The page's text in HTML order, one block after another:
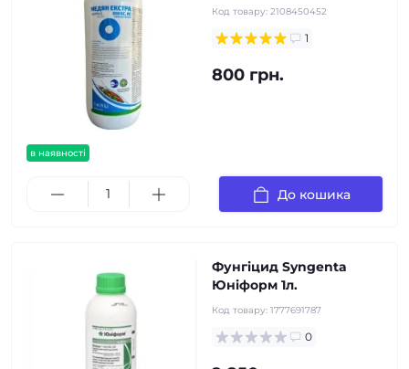
в наявності
Код товару: 2108450452
1
800 грн.
До кошика
Фунгіцид Syngenta
Юніформ 1л.
Код товару: 1777691787
0